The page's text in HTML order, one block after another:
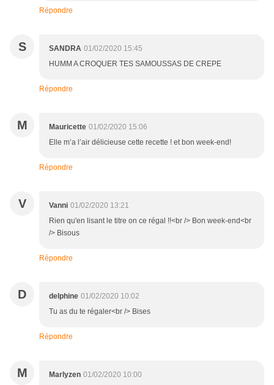
Répondre
S SANDRA 01/02/2020 15:45
HUMM A CROQUER TES SAMOUSSAS DE CREPE
Répondre
M Mauricette 01/02/2020 15:06
Elle m’a l’air délicieuse cette recette ! et bon week-end!
Répondre
V Vanni 01/02/2020 13:21
Rien qu'en lisant le titre on ce régal !!<br /> Bon week-end<br
/> Bisous
Répondre
D delphine 01/02/2020 10:02
Tu as du te régaler<br /> Bises
Répondre
M Marlyzen 01/02/2020 10:00